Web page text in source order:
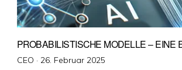
PROBABILISTISCHE MODELLE – EINE
CEO · Veröffentlicht
26. Februar 2025